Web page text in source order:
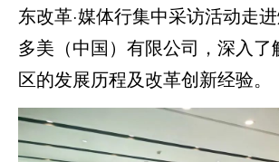
东改革·媒体行集中采访活动走
多美（中国）有限公司，深入
区的发展历程及改革创新经验。